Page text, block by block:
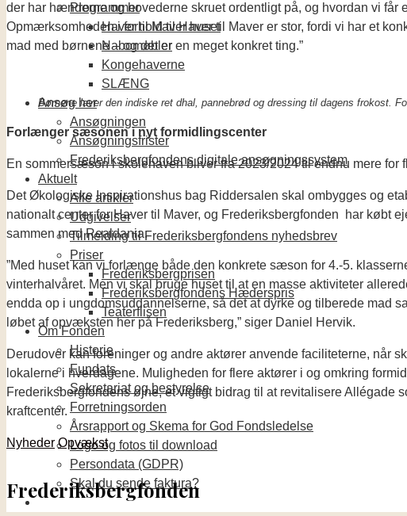
Programmer
Haver til Maver huset
Nabomøbler
Kongehaverne
SLÆNG
Ansøg her
Ansøgningen
Ansøgningsfrister
Frederiksbergfondens digitale ansøgningssystem
Aktuelt
Alle artikler
Udgivelser
Tilmelding til Frederiksbergfondens nyhedsbrev
Priser
Frederiksbergprisen
Frederiksbergfondens Hæderspris
Teaterflisen
Om Fonden
Historie
Fundats
Sekretariat og bestyrelse
Forretningsorden
Årsrapport og Skema for God Fondsledelse
Logo og fotos til download
Persondata (GDPR)
Skal du sende faktura?
der har hænderne og hovederne skruet ordentligt på, og hvordan vi får
Opmærksomheden i forhold til Haver til Maver er stor, fordi vi har et
mad med børnene – og det er en meget konkret ting.”
Børnene laver den indiske ret dhal, pannebrød og dressing til dagens frokost.
Forlænger sæsonen i nyt formidlingscenter
En sommersæson i skolehaven bliver fra 2023/2024 til endnu mere for
Det Økologiske Inspirationshus bag Riddersalen skal ombygges og
nationalt center for Haver til Maver, og Frederiksbergfonden har købt
sammen med Realdania.
”Med huset kan vi forlænge både den konkrete sæson for 4.-5.
vinterhalvåret. Men vi skal bruge huset til at en masse aktiviteter
endda op i ungdomsuddannelserne, så det at dyrke og tilberede mad
løbet af opvæksten her på Frederiksberg,” siger Daniel Hervik.
Derudover kan foreninger og andre aktører anvende faciliteterne, når
lokalerne i hverdagene. Muligheden for flere aktører i og omkring
Frederiksbergfondens øjne, et vigtigt bidrag til at revitalisere Allégade
kraftcenter.
Nyheder Opvækst
Frederiksbergfonden